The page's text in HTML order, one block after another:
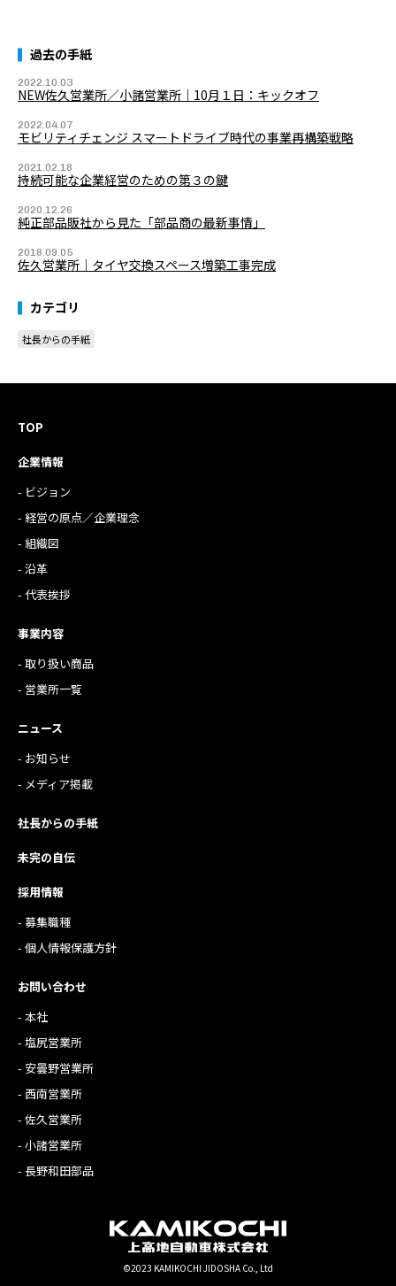
過去の手紙
2022.10.03
NEW佐久営業所／小諸営業所｜10月１日：キックオフ
2022.04.07
モビリティチェンジ スマートドライブ時代の事業再構築戦略
2021.02.18
持続可能な企業経営のための第３の鍵
2020.12.26
純正部品販社から見た「部品商の最新事情」
2018.09.05
佐久営業所｜タイヤ交換スペース増築工事完成
カテゴリ
社長からの手紙
TOP
企業情報
- ビジョン
- 経営の原点／企業理念
- 組織図
- 沿革
- 代表挨拶
事業内容
- 取り扱い商品
- 営業所一覧
ニュース
- お知らせ
- メディア掲載
社長からの手紙
未完の自伝
採用情報
- 募集職種
- 個人情報保護方針
お問い合わせ
- 本社
- 塩尻営業所
- 安曇野営業所
- 西南営業所
- 佐久営業所
- 小諸営業所
- 長野和田部品
©2023 KAMIKOCHI JIDOSHA Co., Ltd